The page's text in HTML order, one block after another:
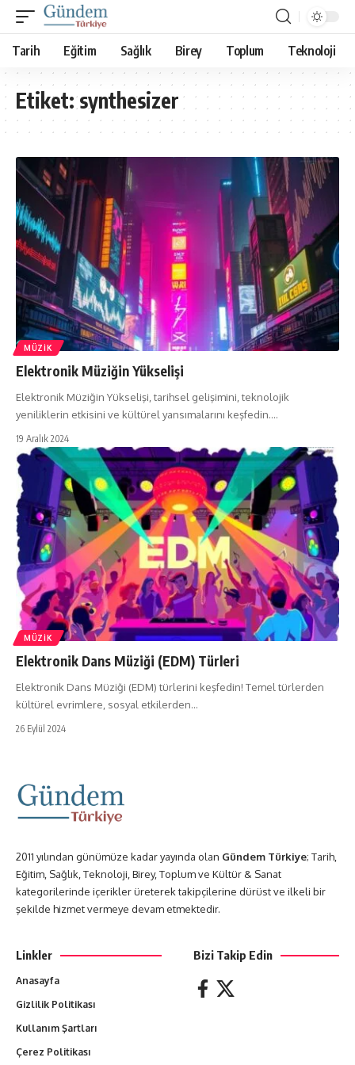
Tarih Eğitim Sağlık Birey Toplum Teknoloji
Etiket:synthesizer
MÜZIK
Elektronik Müziğin Yükselişi
Elektronik Müziğin Yükselişi, tarihsel gelişimini, teknolojik
yeniliklerin etkisini ve kültürel yansımalarını keşfedin.…
19 Aralık 2024
MÜZIK
Elektronik Dans Müziği (EDM) Türleri
Elektronik Dans Müziği (EDM) türlerini keşfedin! Temel türlerden
kültürel evrimlere, sosyal etkilerden…
26 Eylül 2024
2011 yılından günümüze kadar yayında olan Gündem Türkiye; Tarih,
Eğitim, Sağlık, Teknoloji, Birey, Toplum ve Kültür & Sanat
kategorilerinde içerikler üreterek takipçilerine dürüst ve ilkeli bir
şekilde hizmet vermeye devam etmektedir.
Linkler
Anasayfa
Gizlilik Politikası
Kullanım Şartları
Çerez Politikası
Bizi Takip Edin